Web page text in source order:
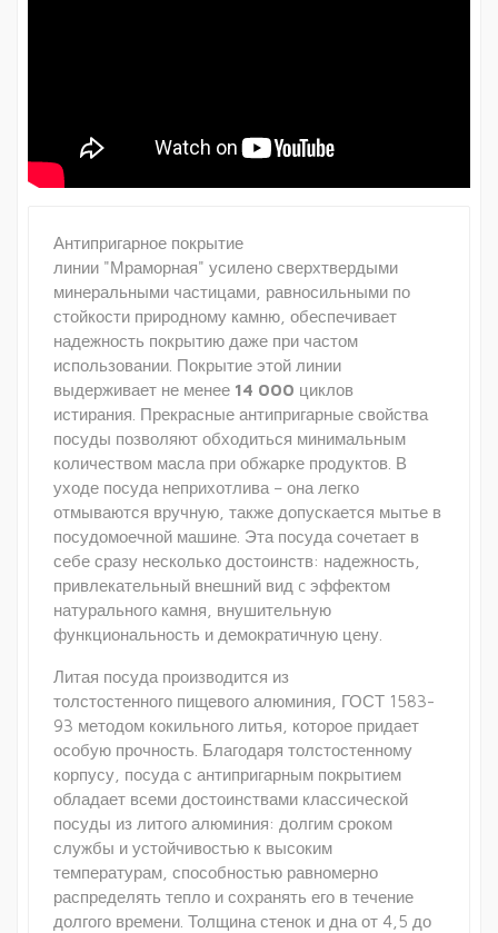
Антипригарное покрытие
линии "Мраморная" усилено сверхтвердыми
минеральными частицами, равносильными по
стойкости природному камню, обеспечивает
надежность покрытию даже при частом
использовании. Покрытие этой линии
выдерживает не менее 14 000 циклов
истирания. Прекрасные антипригарные свойства
посуды позволяют обходиться минимальным
количеством масла при обжарке продуктов. В
уходе посуда неприхотлива – она легко
отмываются вручную, также допускается мытье в
посудомоечной машине. Эта посуда сочетает в
себе сразу несколько достоинств: надежность,
привлекательный внешний вид c эффектом
натурального камня, внушительную
функциональность и демократичную цену.
Литая посуда производится из
толстостенного пищевого алюминия, ГОСТ 1583-
93 методом кокильного литья, которое придает
особую прочность. Благодаря толстостенному
корпусу, посуда с антипригарным покрытием
обладает всеми достоинствами классической
посуды из литого алюминия: долгим сроком
службы и устойчивостью к высоким
температурам, способностью равномерно
распределять тепло и сохранять его в течение
долгого времени. Толщина стенок и дна от 4,5 до